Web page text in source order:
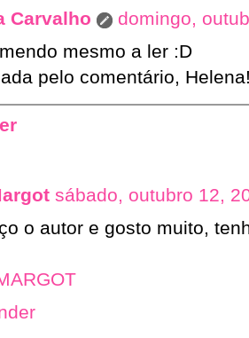
Carvalho
domingo,
mesmo a ler :D
pelo comentário,
sábado, outubro 12,
o autor e gosto muito,